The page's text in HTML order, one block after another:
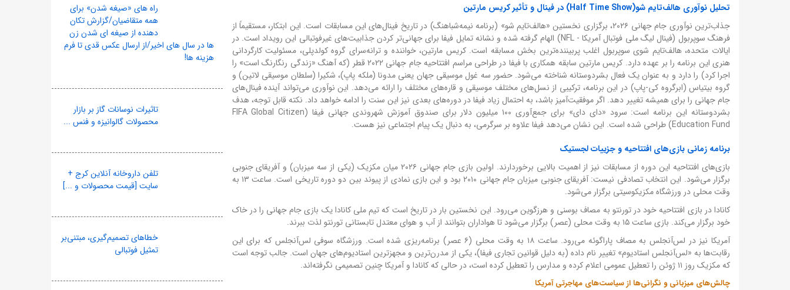
تحلیل نوآوری هالف‌تایم شو(Half Time Show) در فینال و تأثیر کریس مارتین
جذاب‌ترین نوآوری جام جهانی ۲۰۲۶، برگزاری نخستین «هالف‌تایم شو» (برنامه نیمه‌شباهنگ) در تاریخ فینال‌های این مسابقات است. این ابتکار، مستقیماً از
فرهنگ سوپربول (فینال لیگ ملی فوتبال آمریکا - NFL) الهام گرفته شده و نشانه تمایل فیفا برای جهانی‌تر کردن جذابیت‌های غیرفوتبالی این رویداد است. در
ایالات متحده، هالف‌تایم شوی سوپربول اغلب پربیننده‌ترین بخش مسابقه است. کریس مارتین، خواننده و ترانه‌سرای گروه کولدپلی، مسئولیت کارگردانی
هنری این برنامه را بر عهده دارد. کریس مارتین سابقه همکاری با فیفا در طراحی مراسم افتتاحیه جام جهانی ۲۰۲۲ قطر (که آهنگ «زندگی رنگارنگ است» را
اجرا کرد) را دارد و به عنوان یک فعال بشردوستانه شناخته می‌شود. حضور سه غول موسیقی جهان یعنی مدونا (ملکه پاپ)، شکیرا (سلطان موسیقی لاتین) و
گروه بیتیاس (ابرگروه کی-پاپ) در این برنامه، ترکیبی از نسل‌های مختلف موسیقی و قاره‌های مختلف را ارائه می‌دهد. این نوآوری می‌تواند آینده فینال‌های
جام جهانی را برای همیشه تغییر دهد. اگر موفقیت‌آمیز باشد، به احتمال زیاد فیفا در دوره‌های بعدی نیز این سنت را ادامه خواهد داد. نکته قابل توجه، هدف
بشردوستانه این برنامه است: سرود «دای دای» برای جمع‌آوری ۱۰۰ میلیون دلار برای صندوق آموزش شهروندی جهانی فیفا (FIFA Global Citizen
Education Fund) طراحی شده است. این نشان می‌دهد فیفا علاوه بر سرگرمی، به دنبال یک پیام اجتماعی نیز هست.
برنامه زمانی بازی‌های افتتاحیه و جزییات لجستیک
بازی‌های افتتاحیه این دوره از مسابقات نیز از اهمیت بالایی برخوردارند. اولین بازی جام جهانی ۲۰۲۶ میان مکزیک (یکی از سه میزبان) و آفریقای جنوبی
برگزار می‌شود. این انتخاب تصادفی نیست: آفریقای جنوبی میزبان جام جهانی ۲۰۱۰ بود و این بازی نمادی از پیوند بین دو دوره تاریخی است. ساعت ۱۳ به
وقت محلی در ورزشگاه مکزیکوسیتی برگزار می‌شود.
کانادا در بازی افتتاحیه خود در تورنتو به مصاف بوسنی و هرزگوین می‌رود. این نخستین بار در تاریخ است که تیم ملی کانادا یک بازی جام جهانی را در خاک
خود برگزار می‌کند. بازی ساعت ۱۵ به وقت محلی (عصر) برگزار می‌شود تا هواداران بتوانند از آب و هوای معتدل تابستانی تورنتو لذت ببرند.
آمریکا نیز در لس‌آنجلس به مصاف پاراگوئه می‌رود. ساعت ۱۸ به وقت محلی (۶ عصر) برنامه‌ریزی شده است. ورزشگاه سوفی لس‌آنجلس که برای این
رقابت‌ها به «لس‌آنجلس استادیوم» تغییر نام داده (به دلیل قوانین تجاری فیفا)، یکی از مدرن‌ترین و مجهزترین استادیوم‌های جهان است. جالب توجه است
که مکزیک روز ۱۱ ژوئن را تعطیل عمومی اعلام کرده و مدارس را تعطیل کرده است، در حالی که کانادا و آمریکا چنین تصمیمی نگرفته‌اند.
چالش‌های میزبانی و نگرانی‌ها از سیاست‌های مهاجرتی آمریکا
راه های «صیغه شدن» برای
همه متقاضیان/گزارش تکان
دهنده از صیغه ای شدن زن
ها در سال های اخیر/از ارسال عکس قدی تا فرم
هزینه ها!
تاثیرات نوسانات گاز بر بازار
محصولات گالوانیزه و فنس ...
تلفن داروخانه آنلاین کرج +
سایت [قیمت محصولات و ...]
خطاهای تصمیم‌گیری، مبتنی‌بر
تمثیل فوتبالی